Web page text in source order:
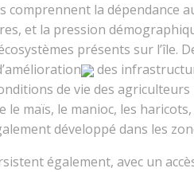
la dépendance
et la pression
présents sur l’île.
des
de vie des
le maïs, le manioc, les
développé dans les
également, avec un